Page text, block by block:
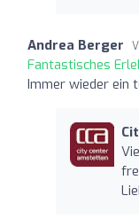
Andrea Berger
Fantastisches
Immer wieder ein